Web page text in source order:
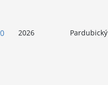
2026 Pardubický